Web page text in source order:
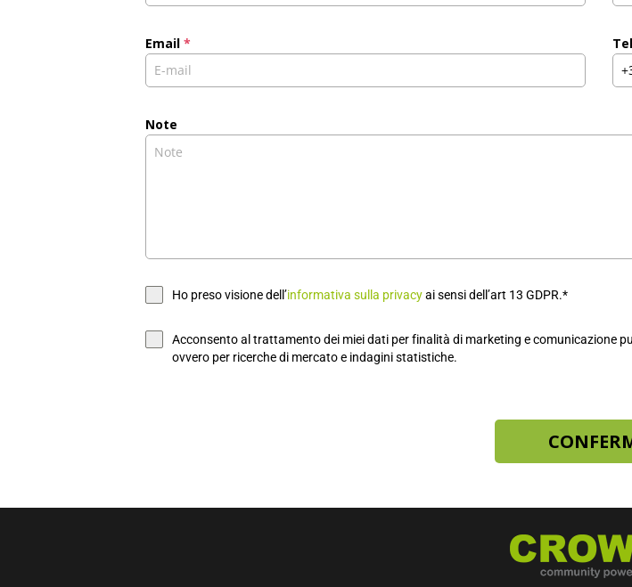
Email *
Note
Ho preso visione dell’informativa sulla privacyai sensi dell’art 13 GDPR.*
Acconsento al trattamento dei miei dati per finalità di marketing e comunicazione
ovvero per ricerche di mercato e indagini statistiche.